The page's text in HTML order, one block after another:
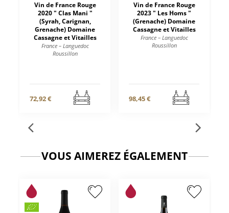
Vin de France Rouge
2020 " Clas Mani "
(Syrah, Carignan,
Grenache) Domaine
Cassagne et Vitailles
France – Languedoc
Roussillon
72,92 €
Vin de France Rouge
2023 " Les Homs "
(Grenache) Domaine
Cassagne et Vitailles
France – Languedoc
Roussillon
98,45 €
VOUS AIMEREZ ÉGALEMENT